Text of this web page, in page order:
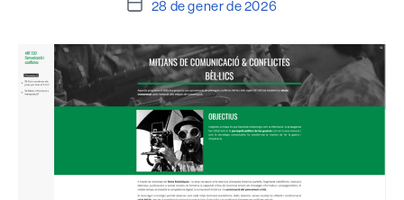
Data
l'entrada
28 de gener de 2026